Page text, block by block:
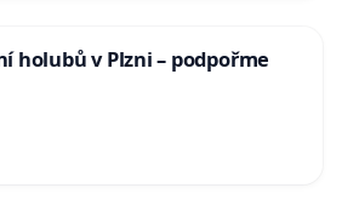
holubů v Plzni – podpořme